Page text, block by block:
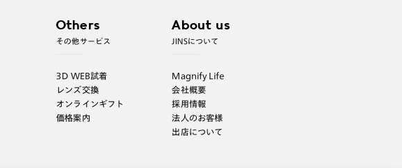
Others
その他サービス
3D WEB試着
レンズ交換
オンラインギフト
価格案内
About us
JINSについて
Magnify Life
会社概要
採用情報
法人のお客様
出店について